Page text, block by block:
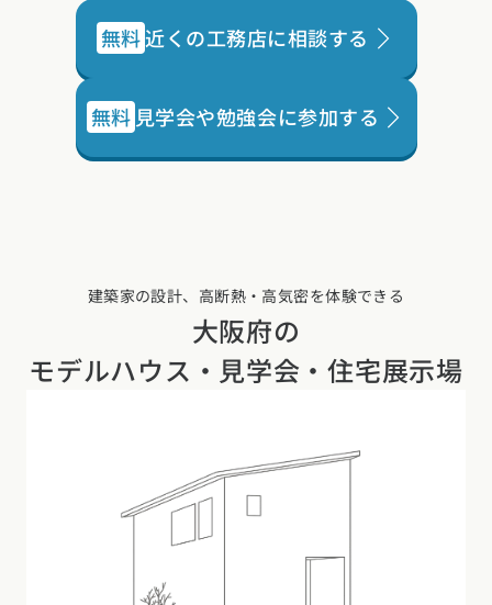
無料近くの工務店に相談する
無料 見学会や勉強会に参加する
建築家の設計、高断熱・高気密を体験できる
大阪府の
モデルハウス・見学会・住宅展示場